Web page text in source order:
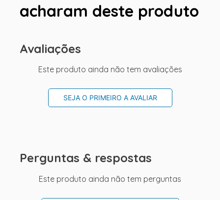
acharam deste produto
Avaliações
Este produto ainda não tem avaliações
SEJA O PRIMEIRO A AVALIAR
Perguntas & respostas
Este produto ainda não tem perguntas